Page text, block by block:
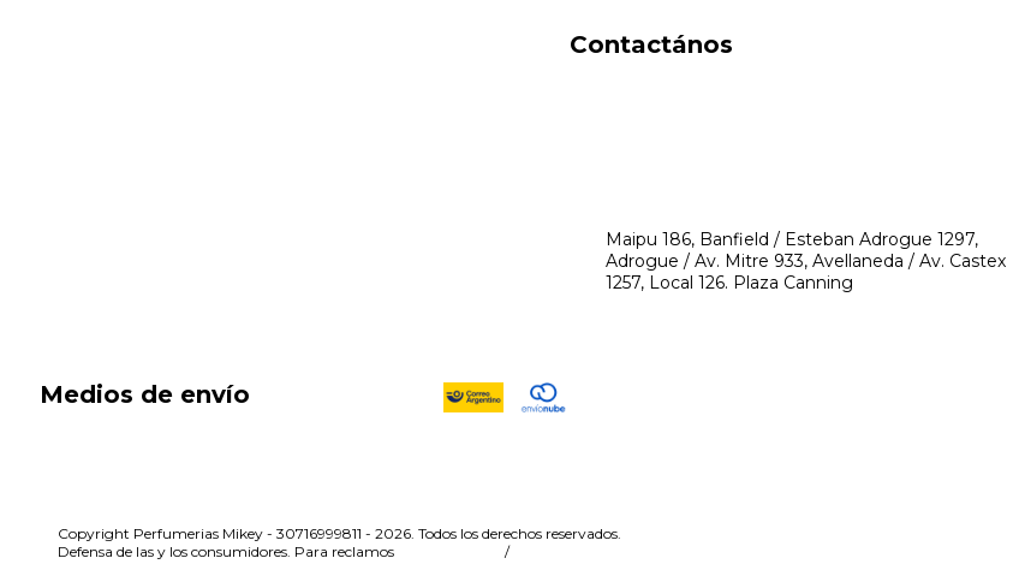
Contactános
Maipu 186, Banfield / Esteban Adrogue 1297,
Adrogue / Av. Mitre 933, Avellaneda / Av. Castex
1257, Local 126. Plaza Canning
Medios de envío
Copyright Perfumerias Mikey - 30716999811 - 2026. Todos los derechos reservados.
Defensa de las y los consumidores. Para reclamos
/